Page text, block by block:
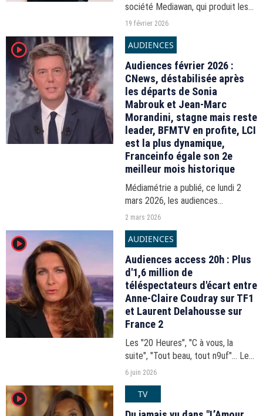
société Mediawan, qui produit les
deux programmes de France 5,
déterminée d'usage (CDDU) pour
ses techniciens, à l'encontre...
19 février 2026
player2 AUDIENCES
Audiences février 2026 :
CNews, déstabilisée après
les départs de Sonia
Mabrouk et Jean-Marc
Morandini, stagne mais reste
leader, BFMTV en profite, LCI
est la plus dynamique,
Franceinfo égale son 2e
meilleur mois historique
Médiamétrie a publié, ce lundi 2
mars 2026, les audiences
mensuelles des chaînes info pour la
mars.
2 mars 2026
player2 AUDIENCES
Audiences access 20h : Plus
d'1,6 million de
téléspectateurs d'écart entre
Anne-Claire Coudray sur TF1
et Laurent Delahousse sur
France 2
Les "20 Heures", "C à vous, la
suite", "Tout beau, tout n9uf"... Les
audiences du 20h-21h du vendredi
6 juin 2026
player2 TV